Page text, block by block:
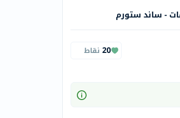
- ساند ستورم
20 نقاط